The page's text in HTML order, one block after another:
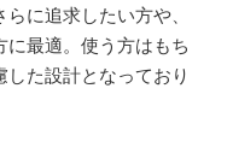
に追求したい方や、
最適。使う方はもち
た設計となっており